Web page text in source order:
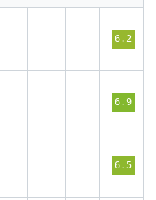
6.2
6.9
6.5